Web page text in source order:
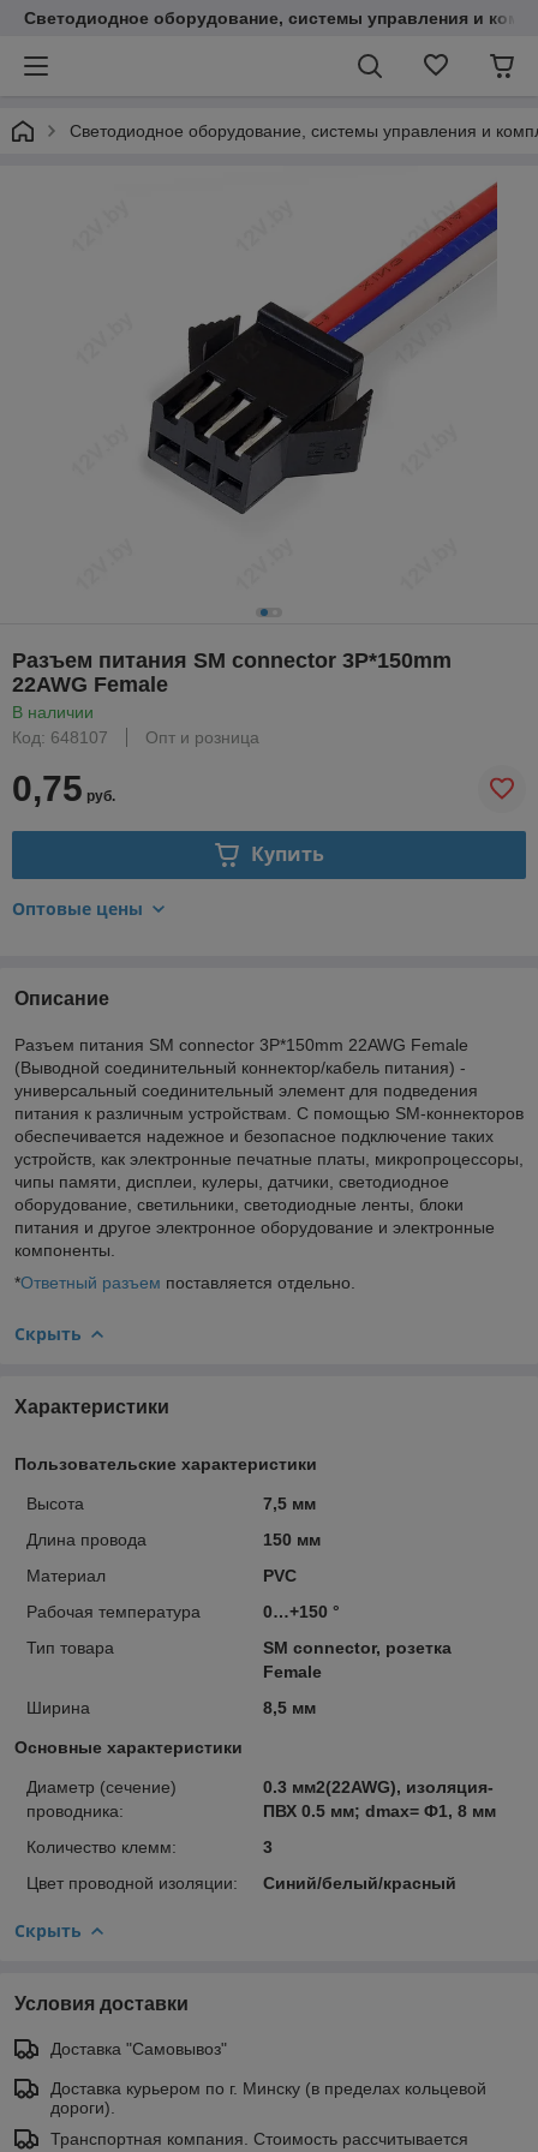
Светодиодное оборудование, системы управления и
Светодиодное оборудование, системы управления и
Разъем питания SM connector 3P*150mm
22AWG Female
В наличии
Код: 648107
Опт и розница
0,75 руб.
Купить
Оптовые цены
Описание
Разъем питания SM connector 3P*150mm 22AWG Female
(Выводной соединительный коннектор/кабель питания) -
универсальный соединительный элемент для подведения
питания к различным устройствам. С помощью SM-коннекторов
обеспечивается надежное и безопасное подключение таких
устройств, как электронные печатные платы, микропроцессоры,
чипы памяти, дисплеи, кулеры, датчики, светодиодное
оборудование, светильники, светодиодные ленты, блоки
питания и другое электронное оборудование и электронные
компоненты.
*Ответный разъем поставляется отдельно.
Скрыть
Характеристики
Пользовательские характеристики
Высота
7,5 мм
Длина провода
150 мм
Материал
PVC
Рабочая температура
0…+150 °
Тип товара
SM connector, розетка
Female
Ширина
8,5 мм
Основные характеристики
Диаметр (сечение)
проводника:
0.3 мм2(22AWG), изоляция-
ПВХ 0.5 мм; dmax= Ф1, 8 мм
Количество клемм:
3
Цвет проводной изоляции:
Синий/белый/красный
Скрыть
Условия доставки
Доставка "Самовывоз"
Доставка курьером по г. Минску (в пределах кольцевой
дороги).
Транспортная компания. Стоимость рассчитывается